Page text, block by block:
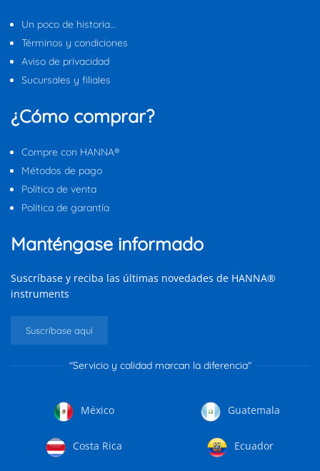
Un poco de historia…
Términos y condiciones
Aviso de privacidad
Sucursales y filiales
¿Cómo comprar?
Compre con HANNA®
Métodos de pago
Política de venta
Política de garantía
Manténgase informado
Suscríbase y reciba las últimas novedades de HANNA®
instruments
Suscríbase aquí
"Servicio y calidad marcan la diferencia"
México Guatemala
Costa Rica Ecuador